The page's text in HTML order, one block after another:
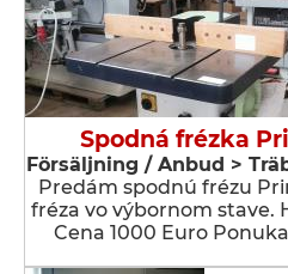
Spodná frézka
Försäljning / Anbud >
Predám spodnú frézu
fréza vo výbornom stave.
Cena 1000 Euro